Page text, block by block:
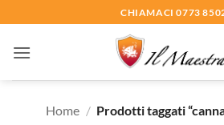
ai
contenuti
CHIAMACI 0773
Home / Prodotti taggati